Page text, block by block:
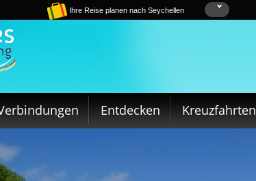
Ihre Reise planen nach Seychellen
Entdecken Kreuzfahrten